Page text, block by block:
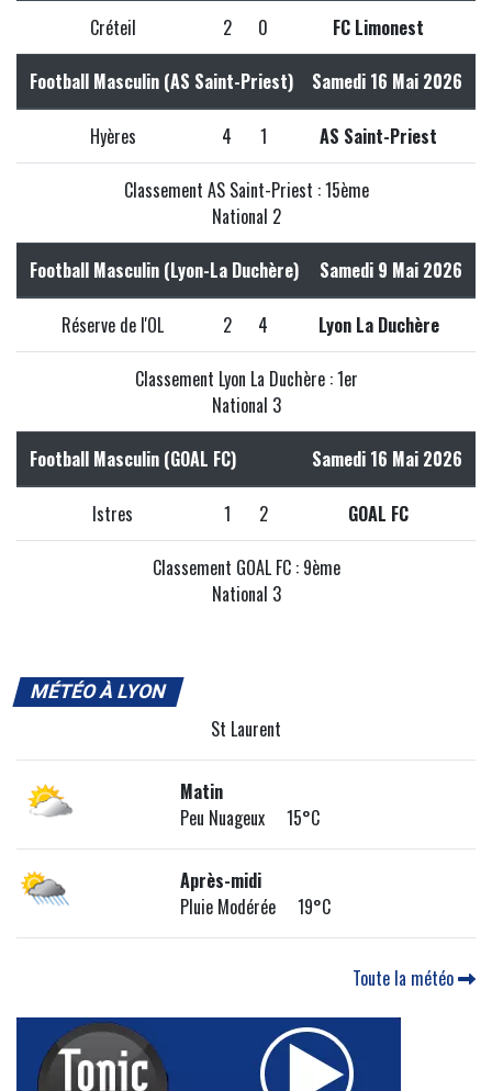
Créteil 2 0 FC Limonest
Football Masculin (AS Saint-Priest) Samedi 16 Mai 2026
Hyères 4 1 AS Saint-Priest
Classement AS Saint-Priest : 15ème
National 2
Football Masculin (Lyon-La Duchère) Samedi 9 Mai 2026
Réserve de l'OL 2 4 Lyon La Duchère
Classement Lyon La Duchère : 1er
National 3
Football Masculin (GOAL FC) Samedi 16 Mai 2026
Istres 1 2 GOAL FC
Classement GOAL FC : 9ème
National 3
MÉTÉO À LYON
St Laurent
Matin
Peu Nuageux 15°C
Après-midi
Pluie Modérée 19°C
Toute la météo